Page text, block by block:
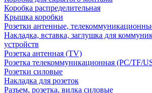
Коробка распределительная
Крышка коробки
Розетки антенные,
Накладка, вставка, заглушка для
устройств
Розетка антенная (TV)
Розетка телекоммуникационная (PC/TF/
Розетки силовые
Накладка для розеток
Разъем, розетка, вилка силовые